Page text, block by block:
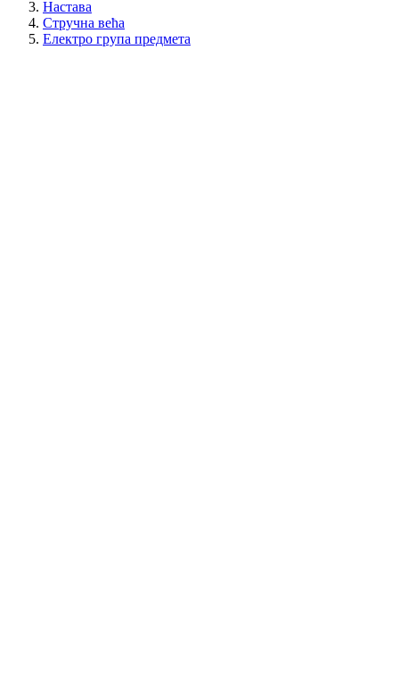
Настава
Стручна већа
Електро група предмета